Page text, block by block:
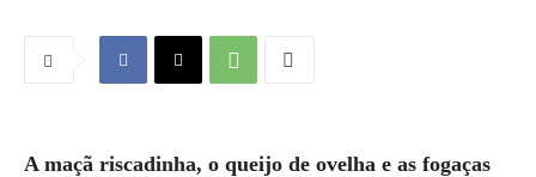
A maçã riscadinha, o queijo de ovelha e as fogaças